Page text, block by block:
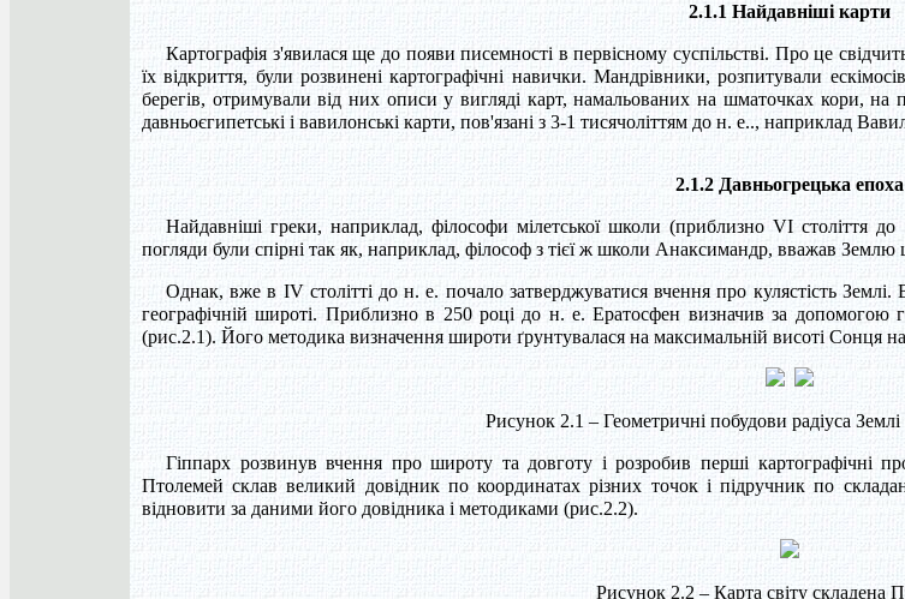
2.1.1 Найдавніші карти
Картографія з'явилася ще до появи писемності в первісному суспільстві. Про це
їх відкриття, були розвинені картографічні навички. Мандрівники, розпитували
берегів, отримували від них описи у вигляді карт, намальованих на шматочках кори,
давньоєгипетські і вавилонські карти, пов'язані з 3-1 тисячоліттям до н. е.., наприклад
2.1.2 Давньогрецька епоха
Найдавніші греки, наприклад, філософи мілетської школи (приблизно VI
погляди були спірні так як, наприклад, філософ з тієї ж школи Анаксимандр, вважав Землю
Однак, вже в IV столітті до н. е. почало затверджуватися вчення про кулястість
географічній широті. Приблизно в 250 році до н. е. Ератосфен визначив за допомогою
(рис.2.1). Його методика визначення широти ґрунтувалася на максимальній висоті Сонця
Рисунок 2.1 – Геометричні побудови радіуса Землі
Гіппарх розвинув вчення про широту та довготу і розробив перші картографічні
Птолемей склав великий довідник по координатах різних точок і підручник по
відновити за даними його довідника і методиками (рис.2.2).
Рисунок 2.2 – Карта світу складена